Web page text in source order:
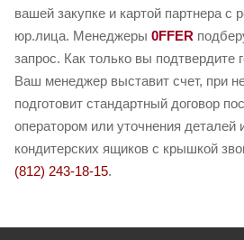
вашей закупке и картой партнера с
юр.лица. Менеджеры 0FFER
запрос. Как только вы подтвердите
Ваш менеджер выставит счет, при
подготовит стандартный договор
оператором или уточнения деталей
кондитерских ящиков с крышкой
(812) 243-18-15.